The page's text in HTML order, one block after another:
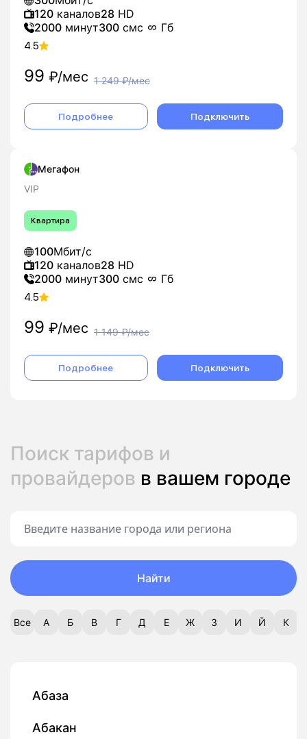
120 каналов28 HD
2000 минут300 смс Гб
4.5
99 ₽/мес 1 249₽/мес
Подробнее Подключить
Мегафон
VIP
Квартира
100Мбит/с
120 каналов28 HD
2000 минут300 смс Гб
4.5
99 ₽/мес 1 149₽/мес
Подробнее Подключить
Поиск тарифов и
провайдеров в вашем городе
Найти
Все А Б В Г Д Е Ж З И Й К
Абаза
Абакан